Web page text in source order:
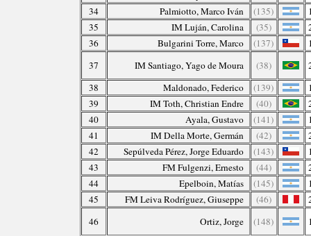
34
Palmiotto, Marco Iván (135)
35
IM Luján, Carolina (35)
36
Bulgarini Torre, Marco (137)
37
IM Santiago, Yago de Moura (38)
38
Maldonado, Federico (139)
39
IM Toth, Christian Endre (40)
40
Ayala, Gustavo (141)
41
IM Della Morte, Germán (42)
42
Sepúlveda Pérez, Jorge Eduardo (143)
43
FM Fulgenzi, Ernesto (44)
44
Epelboin, Matías (145)
45
FM Leiva Rodríguez, Giuseppe (46)
46
Ortiz, Jorge (148)